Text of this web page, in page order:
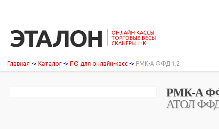
ЭТАЛОН
ОНЛАЙН-КАССЫ
ТОРГОВЫЕ ВЕСЫ
СКАНЕРЫ ШК
Главная -> Каталог -> ПО для онлайн-касс -> РМК-А ФФД 1.2
РМК-А
АТОЛ